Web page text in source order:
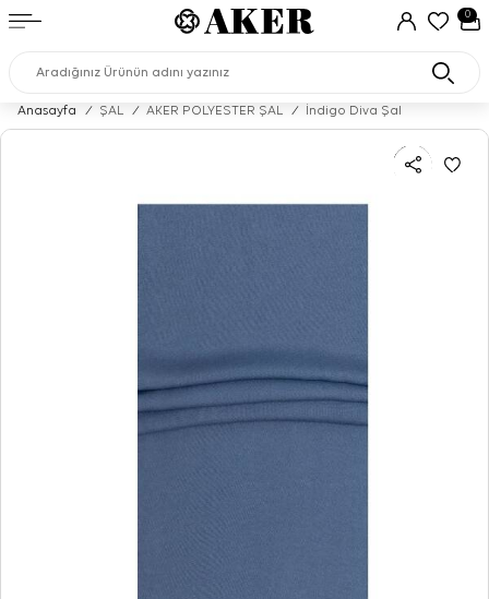
0
Anasayfa / ŞAL / AKER POLYESTER ŞAL / İndigo Diva Şal